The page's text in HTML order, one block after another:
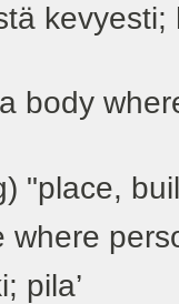
where
"place,
pila’